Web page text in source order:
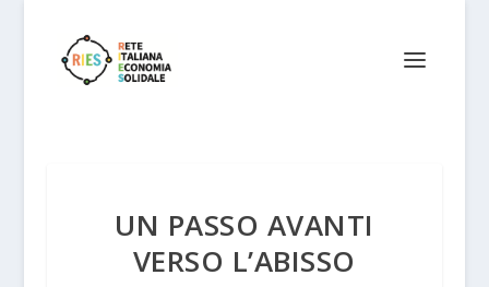
UN PASSO AVANTI
VERSO L’ABISSO